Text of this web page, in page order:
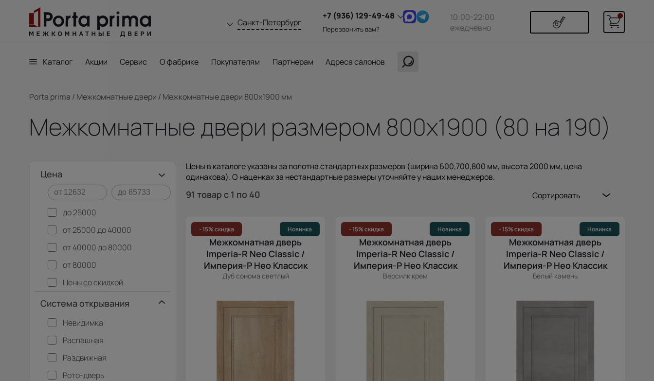
Санкт-Петербург
+7 (936) 129-49-48
Перезвонить вам?
10:00-22:00
ежедневно
Каталог Акции Сервис О фабрике Покупателям Партнерам Адреса салонов
Porta prima / Межкомнатные двери / Межкомнатные двери 800х1900 мм
Межкомнатные двери размером 800x1900 (80 на 190)
Цена
до 25000
от 25000 до 40000
от 40000 до 80000
от 80000
Цены со скидкой
Система открывания
Невидимка
Распашная
Раздвижная
Рото-дверь
Цены в каталоге указаны за полотна стандартных размеров (ширина 600,700,800 мм, высота 2000 мм, цена
одинакова). О наценках за нестандартные размеры уточняйте у наших менеджеров.
91 товар с 1 по 40
Сортировать
Цена (возр.)
Цена (убыв.)
Cначала новинки
Cначала скидки
- 15% скидка Новинка
Межкомнатная дверь
Imperia-R Neo Classic /
Империя-Р Нео Классик
Дуб сонома светлый
- 15% скидка Новинка
Межкомнатная дверь
Imperia-R Neo Classic /
Империя-Р Нео Классик
Версилк крем
- 15% скидка Новинка
Межкомнатная дверь
Imperia-R Neo Classic /
Империя-Р Нео Классик
Белый камень